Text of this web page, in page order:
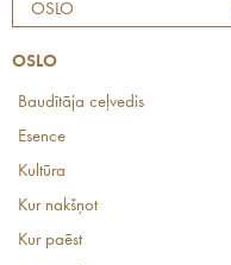
OSLO
OSLO
Baudītāja ceļvedis
Esence
Kultūra
Kur nakšņot
Kur paēst